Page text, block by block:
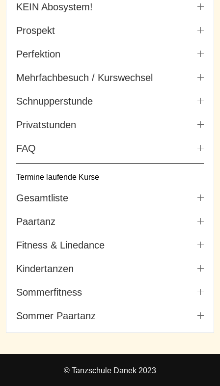
KEIN Abosystem!
Prospekt
Perfektion
Mehrfachbesuch / Kurswechsel
Schnupperstunde
Privatstunden
FAQ
Termine laufende Kurse
Gesamtliste
Paartanz
Fitness & Linedance
Kindertanzen
Sommerfitness
Sommer Paartanz
© Tanzschule Danek 2023